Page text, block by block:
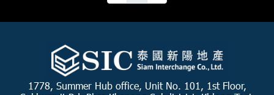
1778, Summer Hub office, Unit No. 101, 1st Floor,